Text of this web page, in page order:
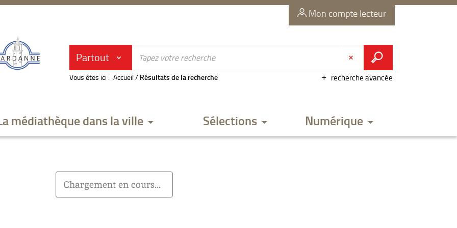
Mon compte lecteur
Partout
recherche avancée
Vous êtes ici : Accueil/ Résultats de la recherche
médiathèque dans la ville Sélections Numérique
Chargement en cours...